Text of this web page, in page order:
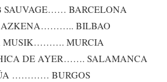
SAUVAGE…… BARCELONA
AZKENA……….. BILBAO
MUSIK………. MURCIA
DE AYER……. SALAMANCA
………… BURGOS